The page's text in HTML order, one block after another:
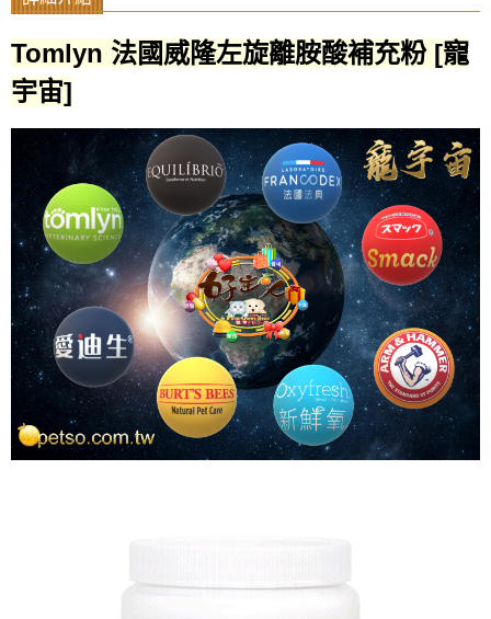
Tomlyn 法國威隆左旋離胺酸補充粉 [寵
宇宙]